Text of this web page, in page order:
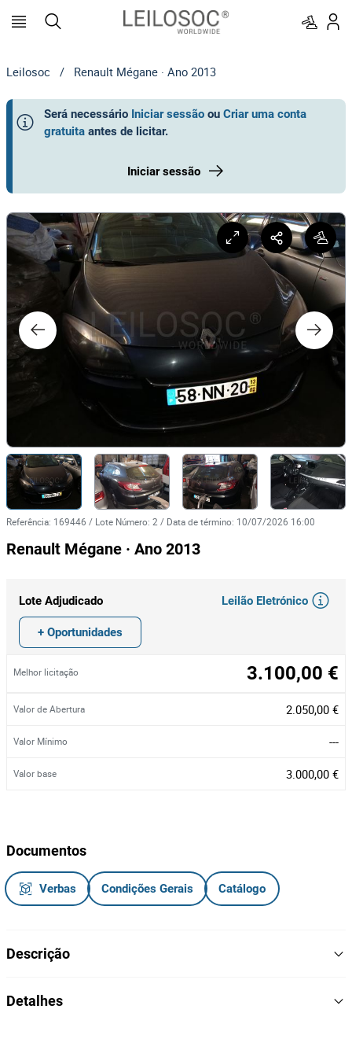
Leilosoc / Renault Mégane · Ano 2013
Será necessário Iniciar sessão ou Criar uma conta
gratuita antes de licitar.
Iniciar sessão
Referência: 169446 / Lote Número: 2 / Data de término: 10/07/2026 16:00
Renault Mégane · Ano 2013
Lote Adjudicado Leilão Eletrónico
+ Oportunidades
Melhor licitação 3.100,00 €
Valor de Abertura 2.050,00 €
Valor Mínimo ---
Valor base 3.000,00 €
Documentos
Verbas Condições Gerais Catálogo
Descrição
Matrícula:58-NN-20.
Detalhes